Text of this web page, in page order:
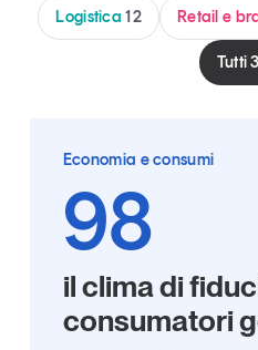
Logistica
Retail e brand
Grandi temi
Magazine
Articoli
Opinioni
Dossier
Logistica12 Retail e
Tutti
Economia e consumi
98
il clima di
consumatori